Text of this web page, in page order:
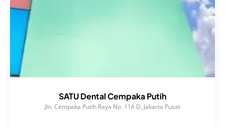
SATU Dental Cempaka Putih
Jln. Cempaka Putih Raya No. 116 D, Jakarta Pusat